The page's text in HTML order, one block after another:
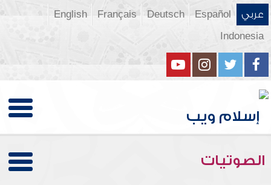
عربي Español
Deutsch
Français
English
Indonesia
الصوتيات